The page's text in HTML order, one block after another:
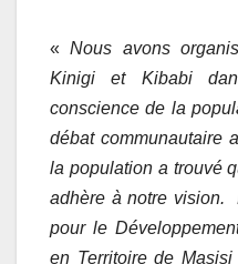
«Nous avons
Kinigi et Kibabi
conscience de la
débat communautaire
la population a trouvé
adhère à notre vision.
pour le
en Territoire de Masisi